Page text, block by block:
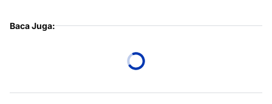
Baca Juga: